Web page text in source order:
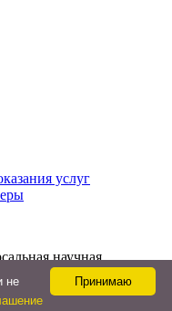
услуг
научная
Принимаю
не